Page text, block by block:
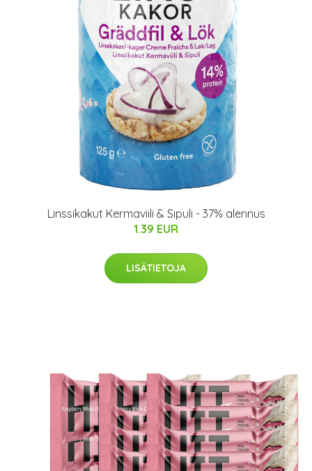
Linssikakut Kermaviili & Sipuli - 37% alennus
1.39 EUR
LISÄTIETOJA